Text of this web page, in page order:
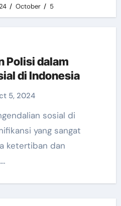
October 5
Polisi dalam
di Indonesia
5, 2024
yang sangat
ketertiban dan